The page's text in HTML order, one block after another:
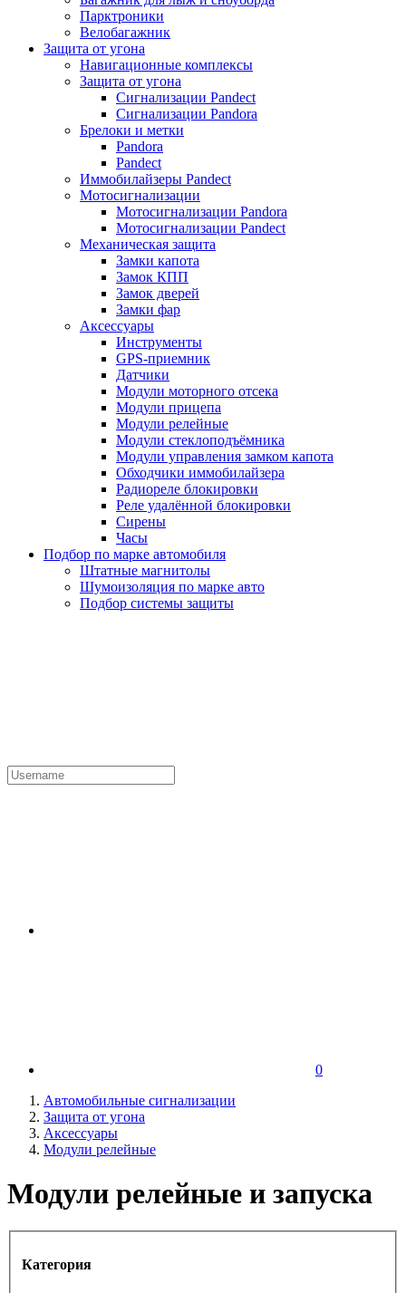
Парктроники
Велобагажник
Защита от угона
Навигационные комплексы
Защита от угона
Сигнализации Pandect
Сигнализации Pandora
Брелоки и метки
Pandora
Pandect
Иммобилайзеры Pandect
Мотосигнализации
Мотосигнализации Pandora
Мотосигнализации Pandect
Механическая защита
Замки капота
Замок КПП
Замок дверей
Замки фар
Аксессуары
Инструменты
GPS-приемник
Датчики
Модули моторного отсека
Модули прицепа
Модули релейные
Модули стеклоподъёмника
Модули управления замком капота
Обходчики иммобилайзера
Радиореле блокировки
Реле удалённой блокировки
Сирены
Часы
Подбор по марке автомобиля
Штатные магнитолы
Шумоизоляция по марке авто
Подбор системы защиты
0
Автомобильные сигнализации
Защита от угона
Аксессуары
Модули релейные
Модули релейные и запуска
Категория